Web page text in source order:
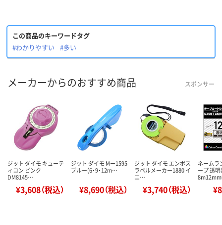
この商品のキーワードタグ
#わかりやすい
#多い
メーカーからのおすすめ商品 スポンサー
ジット ダイモ キューテ
ィコン ピンク
DM8145…
¥3,608（税込）
ジット ダイモ Mー1595
ブルー(6・9・12m…
¥8,690（税込）
ジット ダイモ エンボス
ラベルメーカー1880 イ
エ…
¥3,740（税込）
ネームラ
ープ 透